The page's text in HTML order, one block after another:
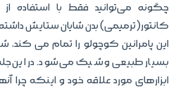
چگونه می‌توانید فقط با استفاده
کانتور(ترمیمی) بدن شایان ستایش
این پامرانین کوچولو را تمام می
بسیار طبیعی و شیک می شود. در این
ابزارهای مورد علاقه خود و اینکه چرا